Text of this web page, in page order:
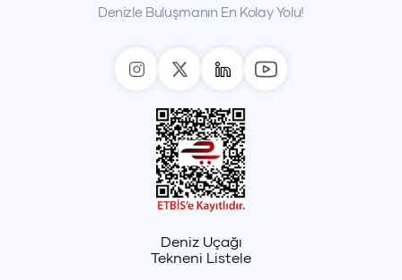
Denizle Buluşmanın En Kolay Yolu!
Deniz Uçağı
Tekneni Listele